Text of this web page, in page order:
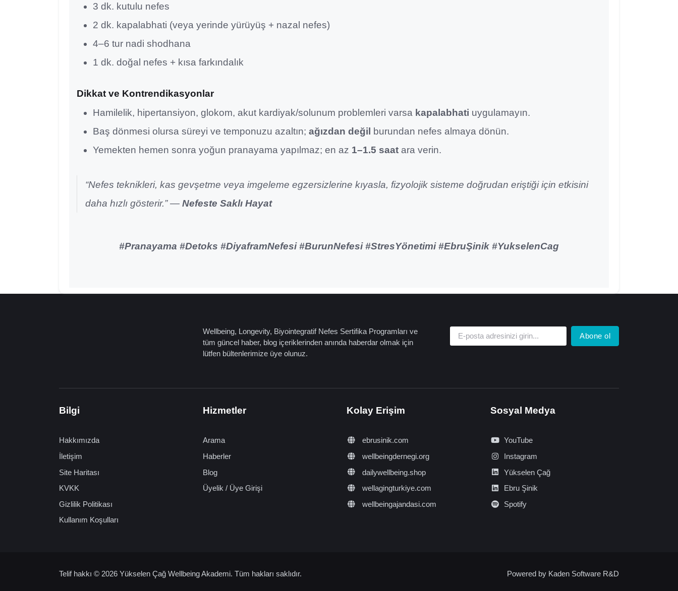
3 dk. kutulu nefes
2 dk. kapalabhati (veya yerinde yürüyüş + nazal nefes)
4–6 tur nadi shodhana
1 dk. doğal nefes + kısa farkındalık
Dikkat ve Kontrendikasyonlar
Hamilelik, hipertansiyon, glokom, akut kardiyak/solunum problemleri varsa kapalabhati uygulamayın.
Baş dönmesi olursa süreyi ve temponuzu azaltın; ağızdan değil burundan nefes almaya dönün.
Yemekten hemen sonra yoğun pranayama yapılmaz; en az 1–1.5 saat ara verin.
“Nefes teknikleri, kas gevşetme veya imgeleme egzersizlerine kıyasla, fizyolojik sisteme doğrudan eriştiği için etkisini
daha hızlı gösterir.” — Nefeste Saklı Hayat
#Pranayama #Detoks #DiyaframNefesi #BurunNefesi #StresYönetimi #EbruŞinik #YukselenCag
Wellbeing, Longevity, Biyointegratif Nefes Sertifika Programları ve
tüm güncel haber, blog içeriklerinden anında haberdar olmak için
lütfen bültenlerimize üye olunuz.
Abone ol
Bilgi
Hakkımızda
İletişim
Site Haritası
KVKK
Gizlilik Politikası
Kullanım Koşulları
Hizmetler
Arama
Haberler
Blog
Üyelik / Üye Girişi
Kolay Erişim
ebrusinik.com
wellbeingdernegi.org
dailywellbeing.shop
wellagingturkiye.com
wellbeingajandasi.com
Sosyal Medya
YouTube
Instagram
Yükselen Çağ
Ebru Şinik
Spotify
Telif hakkı © 2026 Yükselen Çağ Wellbeing Akademi. Tüm hakları saklıdır. Powered by Kaden Software R&D